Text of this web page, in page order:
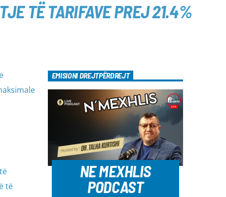
TË TARIFAVE PREJ 21.4%
të
EMISIONI DREJTPËRDREJT
NE MEXHLIS
PODCAST